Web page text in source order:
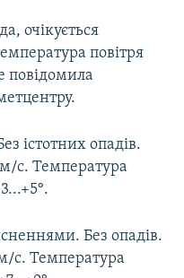
очікується
повітря
повідомила
істотних опадів.
м/с. Температура
Без опадів.
с. Температура